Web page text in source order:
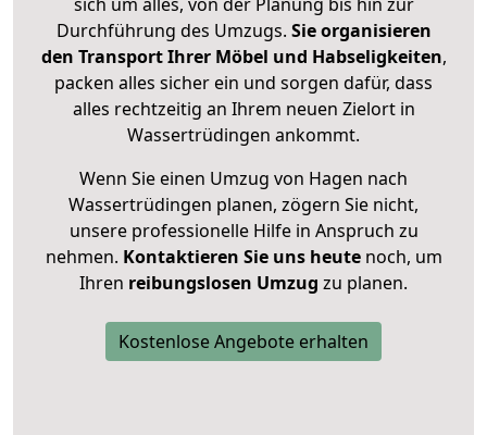
Durchführung des Umzugs. Sie organisieren
den Transport Ihrer Möbel und Habseligkeiten,
packen alles sicher ein und sorgen dafür, dass
alles rechtzeitig an Ihrem neuen Zielort in
Wassertrüdingen ankommt.
Wenn Sie einen Umzug von Hagen nach
Wassertrüdingen planen, zögern Sie nicht,
unsere professionelle Hilfe in Anspruch zu
nehmen. Kontaktieren Sie uns heutenoch, um
Ihren reibungslosen Umzug zu planen.
Kostenlose Angebote erhalten